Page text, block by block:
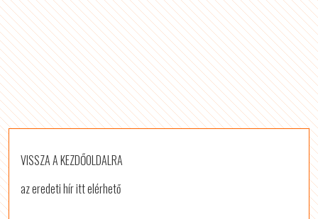
VISSZA A KEZDŐOLDALRA
az eredeti hír itt elérhető